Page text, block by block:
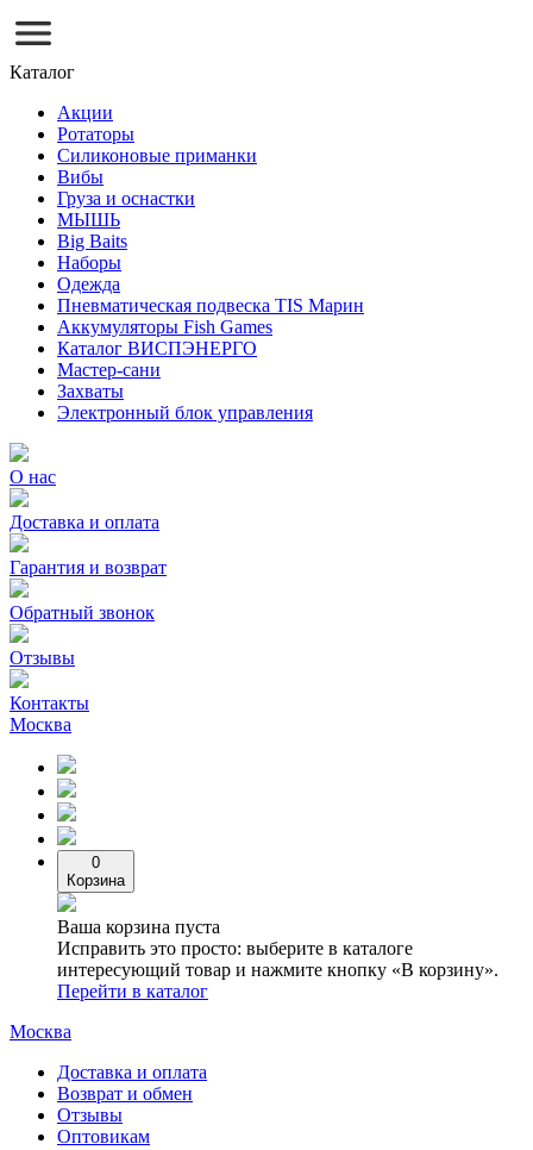
Каталог
Акции
Ротаторы
Силиконовые приманки
Вибы
Груза и оснастки
МЫШЬ
Big Baits
Наборы
Одежда
Пневматическая подвеска TIS Марин
Аккумуляторы Fish Games
Каталог ВИСПЭНЕРГО
Мастер-сани
Захваты
Электронный блок управления
О нас
Доставка и оплата
Гарантия и возврат
Обратный звонок
Отзывы
Контакты
Москва
0
Корзина
Ваша корзина пуста
Исправить это просто: выберите в каталоге
интересующий товар и нажмите кнопку «В корзину».
Перейти в каталог
Москва
Доставка и оплата
Возврат и обмен
Отзывы
Оптовикам